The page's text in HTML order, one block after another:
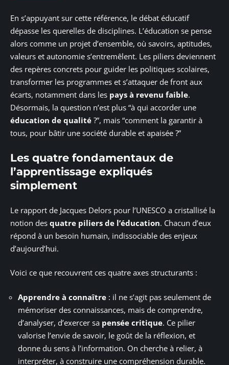
En s’appuyant sur cette référence, le débat éducatif
dépasse les querelles de disciplines. L’éducation se pense
alors comme un projet d’ensemble, où savoirs, aptitudes,
valeurs et autonomie s’entremêlent. Les piliers deviennent
des repères concrets pour guider les politiques scolaires,
transformer les programmes et s’attaquer de front aux
écarts, notamment dans les pays à revenu faible.
Désormais, la question n’est plus “à qui accorder une
éducation de qualité ?”, mais “comment la garantir à
tous, pour bâtir une société durable et apaisée ?”
Les quatre fondamentaux de
l’apprentissage expliqués
simplement
Le rapport de Jacques Delors pour l’UNESCO a cristallisé la
notion des quatre piliers de l’éducation. Chacun d’eux
répond à un besoin humain, indissociable des enjeux
d’aujourd’hui.
Voici ce que recouvrent ces quatre axes structurants :
Apprendre à connaître : il ne s’agit pas seulement de
mémoriser des connaissances, mais de comprendre,
d’analyser, d’exercer sa pensée critique. Ce pilier
valorise l’envie de savoir, le goût de la réflexion, et
donne du sens à l’information. On cherche à relier, à
interpréter, à construire une compréhension durable.